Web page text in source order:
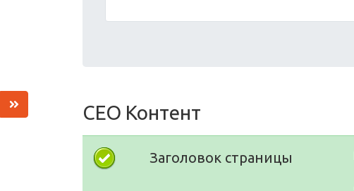
СЕО Контент
Заголовок страницы